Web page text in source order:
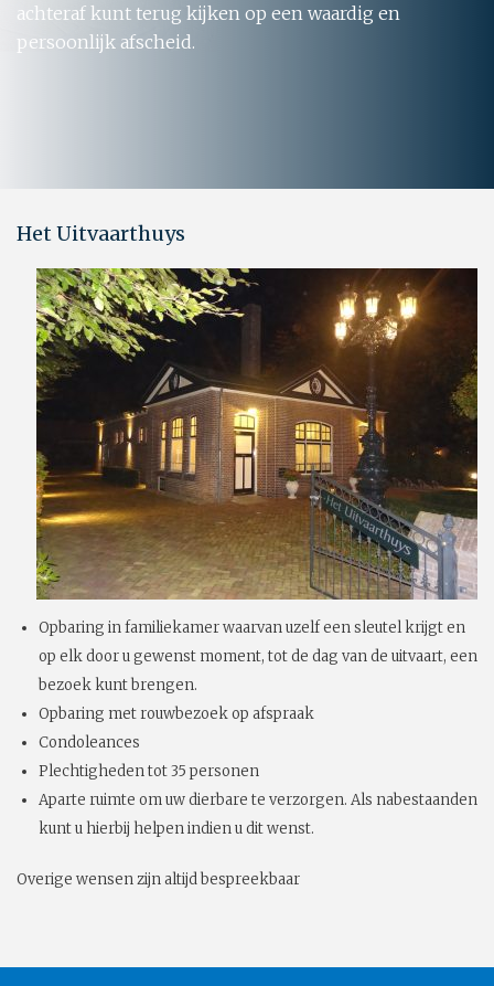
achteraf kunt terug kijken op een waardig en
persoonlijk afscheid.
Het Uitvaarthuys
Opbaring in familiekamer waarvan uzelf een sleutel krijgt en
op elk door u gewenst moment, tot de dag van de uitvaart, een
bezoek kunt brengen.
Opbaring met rouwbezoek op afspraak
Condoleances
Plechtigheden tot 35 personen
Aparte ruimte om uw dierbare te verzorgen. Als nabestaanden
kunt u hierbij helpen indien u dit wenst.
Overige wensen zijn altijd bespreekbaar